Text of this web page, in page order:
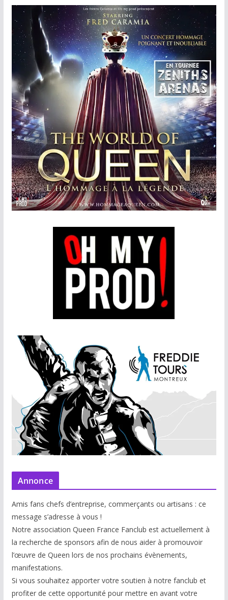
Annonce
Amis fans chefs d’entreprise, commerçants ou artisans : ce
message s’adresse à vous !
Notre association Queen France Fanclub est actuellement à
la recherche de sponsors afin de nous aider à promouvoir
l’œuvre de Queen lors de nos prochains évènements,
manifestations.
Si vous souhaitez apporter votre soutien à notre fanclub et
profiter de cette opportunité pour mettre en avant votre